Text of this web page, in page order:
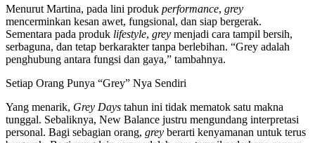
Menurut Martina, pada lini produk performance, grey
mencerminkan kesan awet, fungsional, dan siap bergerak.
Sementara pada produk lifestyle, grey menjadi cara tampil bersih,
serbaguna, dan tetap berkarakter tanpa berlebihan. “Grey adalah
penghubung antara fungsi dan gaya,” tambahnya.
Setiap Orang Punya “Grey” Nya Sendiri
Yang menarik, Grey Days tahun ini tidak mematok satu makna
tunggal. Sebaliknya, New Balance justru mengundang interpretasi
personal. Bagi sebagian orang, grey berarti kenyamanan untuk terus